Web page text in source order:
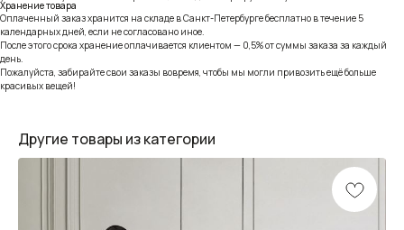
Хранение товара
Оплаченный заказ хранится на складе в Санкт-Петербурге бесплатно в течение 5
календарных дней, если не согласовано иное.
После этого срока хранение оплачивается клиентом — 0,5% от суммы заказа за каждый
день.
Пожалуйста, забирайте свои заказы вовремя, чтобы мы могли привозить ещё больше
красивых вещей!
Другие товары из категории